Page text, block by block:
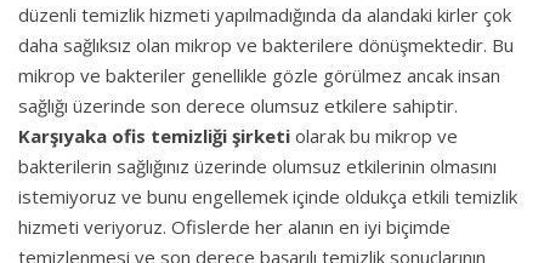
düzenli temizlik hizmeti yapılmadığında da alandaki kirler çok
daha sağlıksız olan mikrop ve bakterilere dönüşmektedir. Bu
mikrop ve bakteriler genellikle gözle görülmez ancak insan
sağlığı üzerinde son derece olumsuz etkilere sahiptir.
Karşıyaka ofis temizliği şirketi olarak bu mikrop ve
bakterilerin sağlığınız üzerinde olumsuz etkilerinin olmasını
istemiyoruz ve bunu engellemek içinde oldukça etkili temizlik
hizmeti veriyoruz. Ofislerde her alanın en iyi biçimde
temizlenmesi ve son derece başarılı temizlik sonuçlarının